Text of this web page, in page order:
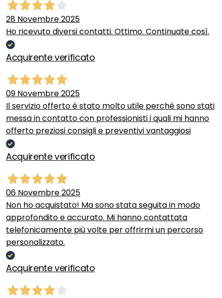
28 Novembre 2025
Ho ricevuto diversi contatti. Ottimo. Continuate così.
Acquirente verificato
09 Novembre 2025
Il servizio offerto è stato molto utile perché sono stati
messa in contatto con professionisti i quali mi hanno
offerto preziosi consigli e preventivi vantaggiosi
Acquirente verificato
06 Novembre 2025
Non ho acquistato! Ma sono stata seguita in modo
approfondito e accurato. Mi hanno contattata
telefonicamente più volte per offrirmi un percorso
personalizzato.
Acquirente verificato